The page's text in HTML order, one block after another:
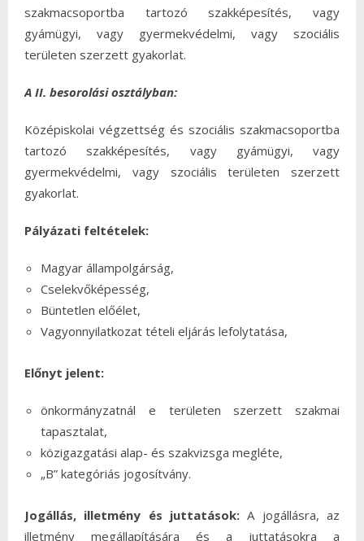
szakmacsoportba tartozó szakképesítés, vagy
gyámügyi, vagy gyermekvédelmi, vagy szociális
területen szerzett gyakorlat.
A II. besorolási osztályban:
Középiskolai végzettség és szociális szakmacsoportba
tartozó szakképesítés, vagy gyámügyi, vagy
gyermekvédelmi, vagy szociális területen szerzett
gyakorlat.
Pályázati feltételek:
Magyar állampolgárság,
Cselekvőképesség,
Büntetlen előélet,
Vagyonnyilatkozat tételi eljárás lefolytatása,
Előnyt jelent:
önkormányzatnál e területen szerzett szakmai
tapasztalat,
közigazgatási alap- és szakvizsga megléte,
„B” kategóriás jogosítvány.
Jogállás, illetmény és juttatások:A jogállásra, az
illetmény megállapítására és a juttatásokra a